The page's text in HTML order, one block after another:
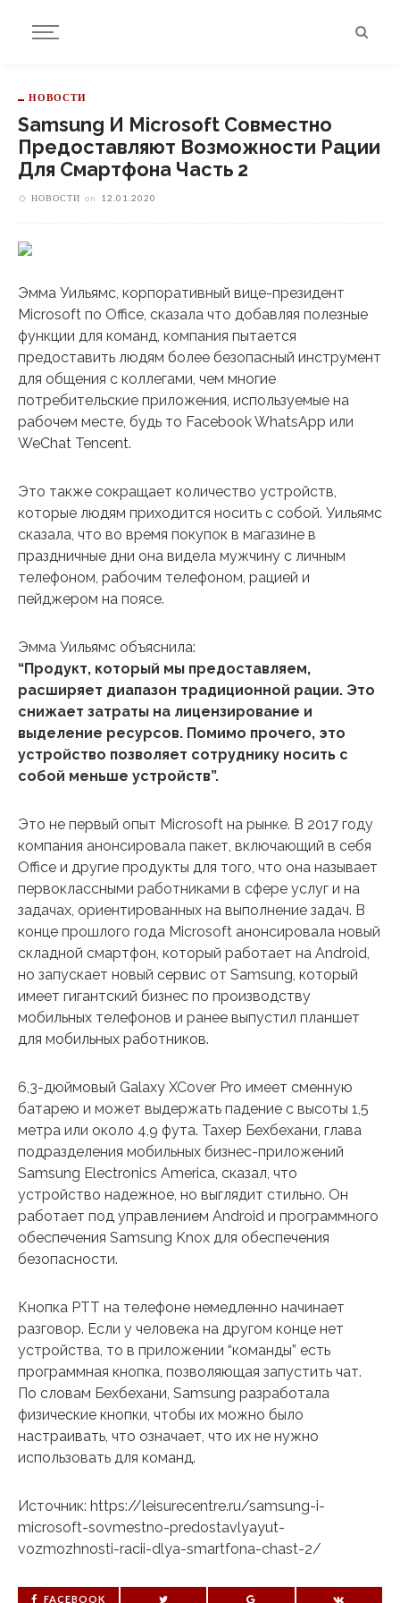
НОВОСТИ
Samsung И Microsoft Совместно
Предоставляют Возможности Рации
Для Смартфона Часть 2
НОВОСТИ on 12.01.2020
Эмма Уильямс, корпоративный вице-президент
Microsoft по Office, сказала что добавляя полезные
функции для команд, компания пытается
предоставить людям более безопасный инструмент
для общения с коллегами, чем многие
потребительские приложения, используемые на
рабочем месте, будь то Facebook WhatsApp или
WeChat Tencent.
Это также сокращает количество устройств,
которые людям приходится носить с собой. Уильямс
сказала, что во время покупок в магазине в
праздничные дни она видела мужчину с личным
телефоном, рабочим телефоном, рацией и
пейджером на поясе.
Эмма Уильямс объяснила:
“Продукт, который мы предоставляем,
расширяет диапазон традиционной рации. Это
снижает затраты на лицензирование и
выделение ресурсов. Помимо прочего, это
устройство позволяет сотруднику носить с
собой меньше устройств”.
Это не первый опыт Microsoft на рынке. В 2017 году
компания анонсировала пакет, включающий в себя
Office и другие продукты для того, что она называет
первоклассными работниками в сфере услуг и на
задачах, ориентированных на выполнение задач. В
конце прошлого года Microsoft анонсировала новый
складной смартфон, который работает на Android,
но запускает новый сервис от Samsung, который
имеет гигантский бизнес по производству
мобильных телефонов и ранее выпустил планшет
для мобильных работников.
6,3-дюймовый Galaxy XCover Pro имеет сменную
батарею и может выдержать падение с высоты 1,5
метра или около 4,9 фута. Тахер Бехбехани, глава
подразделения мобильных бизнес-приложений
Samsung Electronics America, сказал, что
устройство надежное, но выглядит стильно. Он
работает под управлением Android и программного
обеспечения Samsung Knox для обеспечения
безопасности.
Кнопка PTT на телефоне немедленно начинает
разговор. Если у человека на другом конце нет
устройства, то в приложении “команды” есть
программная кнопка, позволяющая запустить чат.
По словам Бехбехани, Samsung разработала
физические кнопки, чтобы их можно было
настраивать, что означает, что их не нужно
использовать для команд.
Источник: https://leisurecentre.ru/samsung-i-
microsoft-sovmestno-predostavlyayut-
vozmozhnosti-racii-dlya-smartfona-chast-2/
FACEBOOK